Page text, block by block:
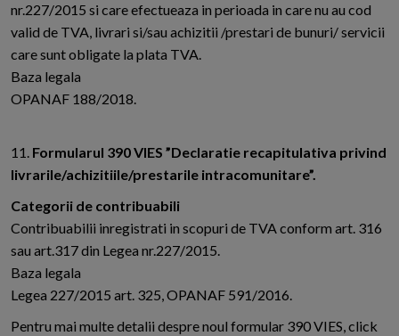
nr.227/2015 si care efectueaza in perioada in care nu au cod
valid de TVA, livrari si/sau achizitii /prestari de bunuri/ servicii
care sunt obligate la plata TVA.
Baza legala
OPANAF 188/2018.
11. Formularul 390 VIES ”Declaratie recapitulativa privind
livrarile/achizitiile/prestarile intracomunitare”.
Categorii de contribuabili
Contribuabilii inregistrati in scopuri de TVA conform art. 316
sau art.317 din Legea nr.227/2015.
Baza legala
Legea 227/2015 art. 325, OPANAF 591/2016.
Pentru mai multe detalii despre noul formular 390 VIES, click